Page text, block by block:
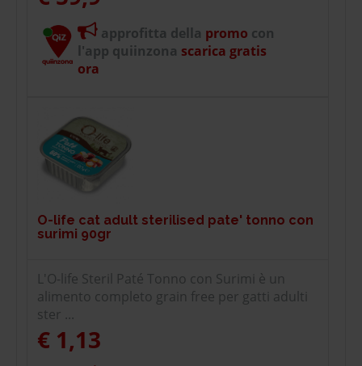
approfitta della promo con
l'app quiinzona scarica gratis
ora
O-life cat adult sterilised pate' tonno con
surimi 90gr
L'O-life Steril Paté Tonno con Surimi è un
alimento completo grain free per gatti adulti
ster ...
€ 1,13